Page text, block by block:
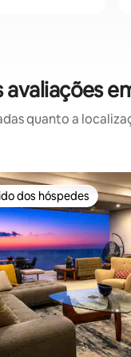
quanto a
média de 5, 3
dos hóspedes
dos hóspedes